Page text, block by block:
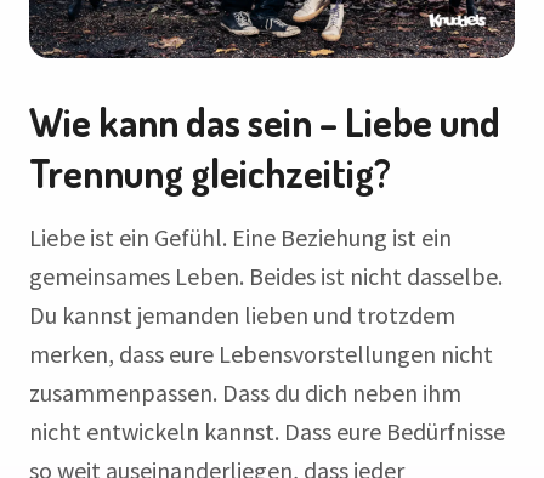
Wie kann das sein – Liebe und
Trennung gleichzeitig?
Liebe ist ein Gefühl. Eine Beziehung ist ein
gemeinsames Leben. Beides ist nicht dasselbe.
Du kannst jemanden lieben und trotzdem
merken, dass eure Lebensvorstellungen nicht
zusammenpassen. Dass du dich neben ihm
nicht entwickeln kannst. Dass eure Bedürfnisse
so weit auseinanderliegen, dass jeder